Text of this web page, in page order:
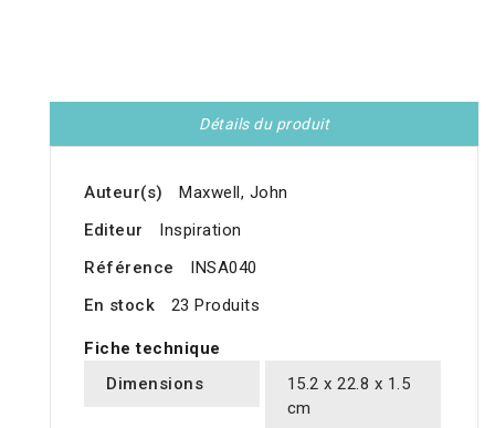
Détails du produit
Auteur(s)
Maxwell, John
Editeur
Inspiration
Référence
INSA040
En stock
23 Produits
Fiche technique
Dimensions
15.2 x 22.8 x 1.5
cm